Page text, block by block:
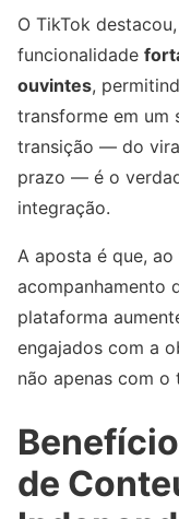
O TikTok
funcionalidade
ouvintes,
transforme em um
transição — do
prazo — é o
integração.
A aposta é que,
acompanhamento
plataforma
engajados com a
não apenas com
de